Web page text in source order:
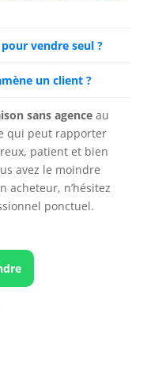
vendre seul ?
un client ?
sans agenceau
qui peut rapporter
patient et bien
avez le moindre
acheteur, n’hésitez
ponctuel.